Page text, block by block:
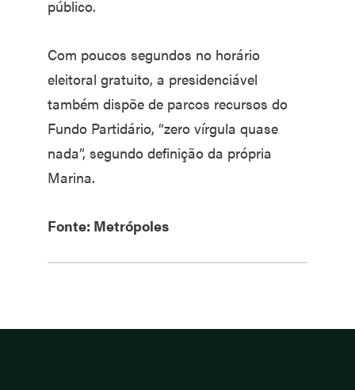
público.
Com poucos segundos no horário
eleitoral gratuito, a presidenciável
também dispõe de parcos recursos do
Fundo Partidário, “zero vírgula quase
nada”, segundo definição da própria
Marina.
Fonte: Metrópoles